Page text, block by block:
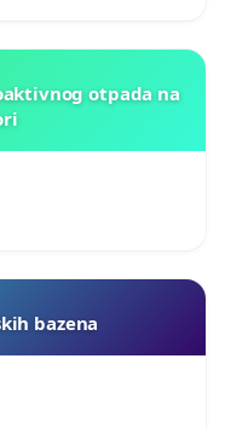
otpada na
bazena